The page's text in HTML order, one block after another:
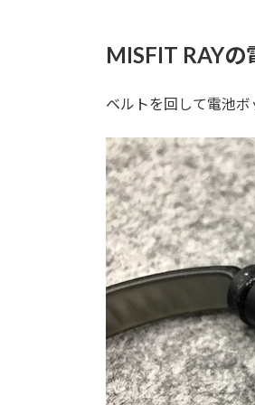
MISFIT RAY
ベルトを回して電池ボ